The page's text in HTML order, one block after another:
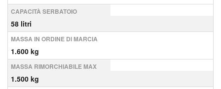
CAPACITÀ SERBATOIO
58 litri
MASSA IN ORDINE DI MARCIA
1.600 kg
MASSA RIMORCHIABILE MAX
1.500 kg